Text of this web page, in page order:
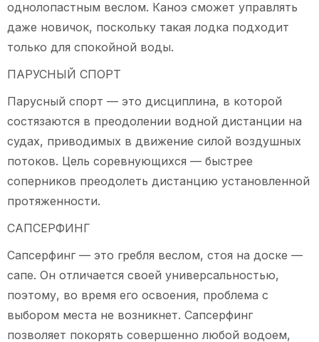
однолопастным веслом. Каноэ сможет управлять
даже новичок, поскольку такая лодка подходит
только для спокойной воды.
ПАРУСНЫЙ СПОРТ
Парусный спорт — это дисциплина, в которой
состязаются в преодолении водной дистанции на
судах, приводимых в движение силой воздушных
потоков. Цель соревнующихся — быстрее
соперников преодолеть дистанцию установленной
протяженности.
САПСЕРФИНГ
Сапсерфинг — это гребля веслом, стоя на доске —
сапе. Он отличается своей универсальностью,
поэтому, во время его освоения, проблема с
выбором места не возникнет. Сапсерфинг
позволяет покорять совершенно любой водоем,